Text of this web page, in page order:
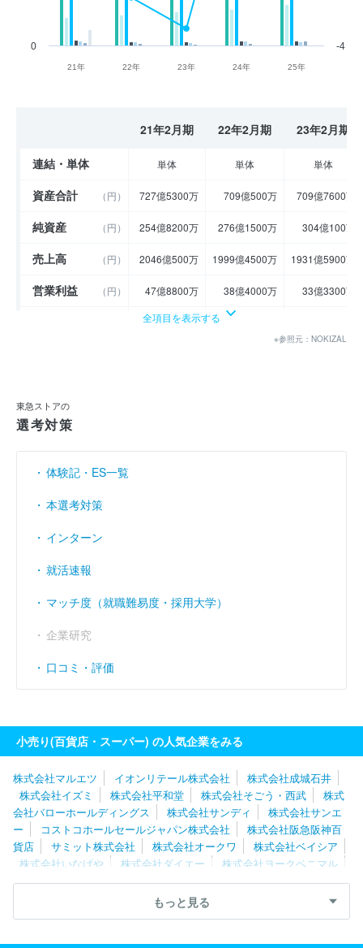
21年 22年 23年 24年 25年
0 -4
21年2月期 22年2月期 23年2月期
連結・単体 単体 単体 単体
資産合計 （円） 727億5300万 709億500万 709億7600万
純資産 （円） 254億8200万 276億1500万 304億100万
売上高 （円） 2046億500万 1999億4500万 1931億5900万
営業利益 （円） 47億8800万 38億4000万 33億3300万
43億7700万
売上伸び率
営業利益率 （％） 2.34 1.92 1.73
経常利益率 （％）
全項目を表示する
※参照元：NOKIZAL
東急ストアの
選考対策
体験記・ES一覧
本選考対策
インターン
就活速報
マッチ度（就職難易度・採用大学）
企業研究
口コミ・評価
小売り(百貨店・スーパー) の人気企業をみる
株式会社マルエツ イオンリテール株式会社
株式会社成城石井
株式会社イズミ
株式会社平和堂 株式会社そごう・西武
株式
会社バローホールディングス
株式会社サンディ
株式会社サンエ
ー
コストコホールセールジャパン株式会社
株式会社阪急阪神百
貨店
サミット株式会社 株式会社オークワ
株式会社ベイシア
株式会社いなげや
株式会社ダイエー
株式会社ヨークベニマル
株式会社イトーヨーカ堂
株式会社天満屋
イオン東北株式会社
日本空港ビルデング株式会社
株式会社ヨーク
株式会社カスミ
もっと見る